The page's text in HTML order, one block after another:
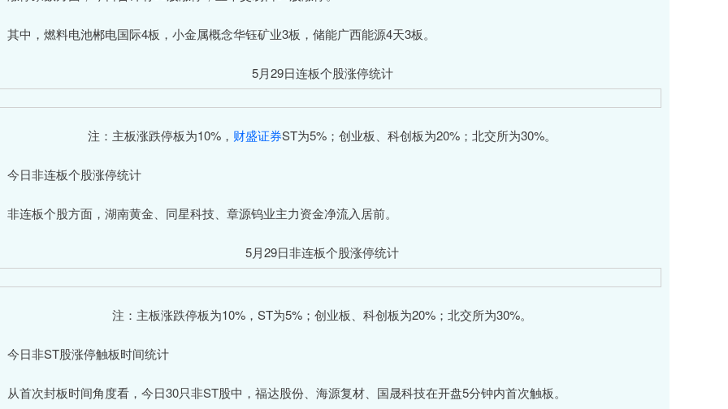
中，燃料电池郴电国际4板，小金属概念华钰矿业3板，储能广西能源4天3板。
5月29日连板个股涨停统计
注：主板涨跌停板为10%， 财盛证券ST为5%；创业板、科创板为20%；北交所为30%。
日非连板个股涨停统计
连板个股方面，湖南黄金、同星科技、章源钨业主力资金净流入居前。
5月29日非连板个股涨停统计
注：主板涨跌停板为10%，ST为5%；创业板、科创板为20%；北交所为30%。
日非ST股涨停触板时间统计
首次封板时间角度看，今日30只非ST股中，福达股份、海源复材、国晟科技在开盘5分钟内首次触板。